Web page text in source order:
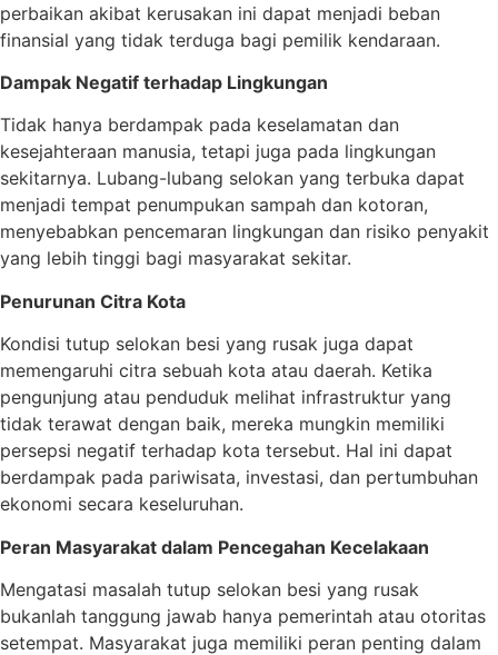
perbaikan akibat kerusakan ini dapat menjadi beban
finansial yang tidak terduga bagi pemilik kendaraan.
Dampak Negatif terhadap Lingkungan
Tidak hanya berdampak pada keselamatan dan
kesejahteraan manusia, tetapi juga pada lingkungan
sekitarnya. Lubang-lubang selokan yang terbuka dapat
menjadi tempat penumpukan sampah dan kotoran,
menyebabkan pencemaran lingkungan dan risiko penyakit
yang lebih tinggi bagi masyarakat sekitar.
Penurunan Citra Kota
Kondisi tutup selokan besi yang rusak juga dapat
memengaruhi citra sebuah kota atau daerah. Ketika
pengunjung atau penduduk melihat infrastruktur yang
tidak terawat dengan baik, mereka mungkin memiliki
persepsi negatif terhadap kota tersebut. Hal ini dapat
berdampak pada pariwisata, investasi, dan pertumbuhan
ekonomi secara keseluruhan.
Peran Masyarakat dalam Pencegahan Kecelakaan
Mengatasi masalah tutup selokan besi yang rusak
bukanlah tanggung jawab hanya pemerintah atau otoritas
setempat. Masyarakat juga memiliki peran penting dalam